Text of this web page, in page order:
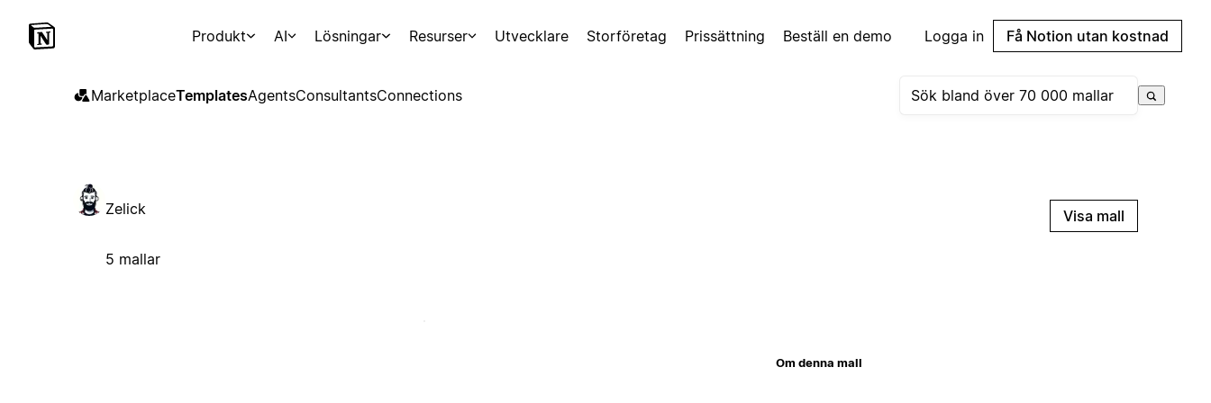
Produkt AI Lösningar Resurser Utvecklare Storföretag Prissättning Beställ en demo Logga in Få Notion utan kostnad
MarketplaceTemplatesAgentsConsultantsConnections
Zelick
5 mallar
Visa mall
Om denna mall